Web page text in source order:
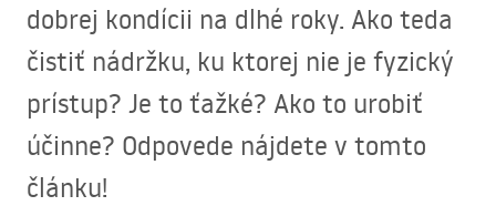
dobrej kondícii na dlhé roky. Ako teda
čistiť nádržku, ku ktorej nie je fyzický
prístup? Je to ťažké? Ako to urobiť
účinne? Odpovede nájdete v tomto
článku!